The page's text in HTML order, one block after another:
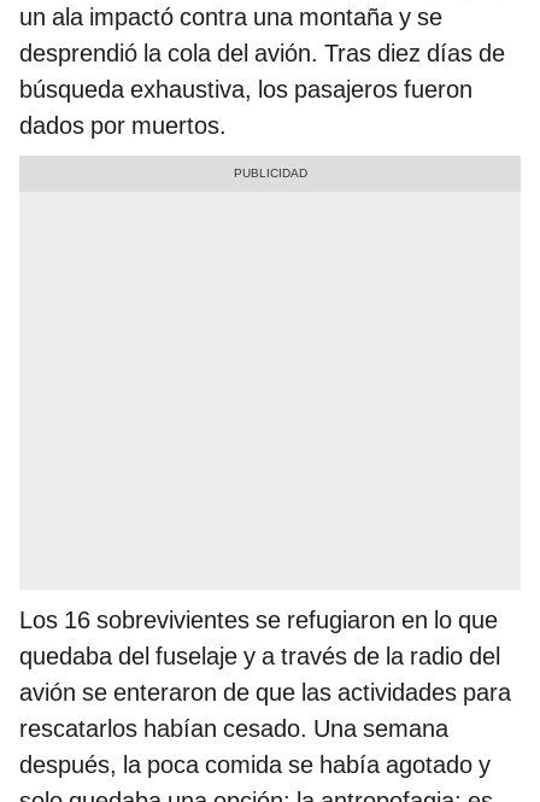
un ala impactó contra una montaña y se
desprendió la cola del avión. Tras diez días de
búsqueda exhaustiva, los pasajeros fueron
dados por muertos.
Los 16 sobrevivientes se refugiaron en lo que
quedaba del fuselaje y a través de la radio del
avión se enteraron de que las actividades para
rescatarlos habían cesado. Una semana
después, la poca comida se había agotado y